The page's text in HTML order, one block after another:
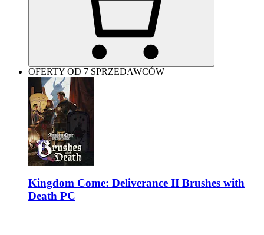
OFERTY OD 7 SPRZEDAWCÓW
Kingdom Come: Deliverance II Brushes with
Death PC